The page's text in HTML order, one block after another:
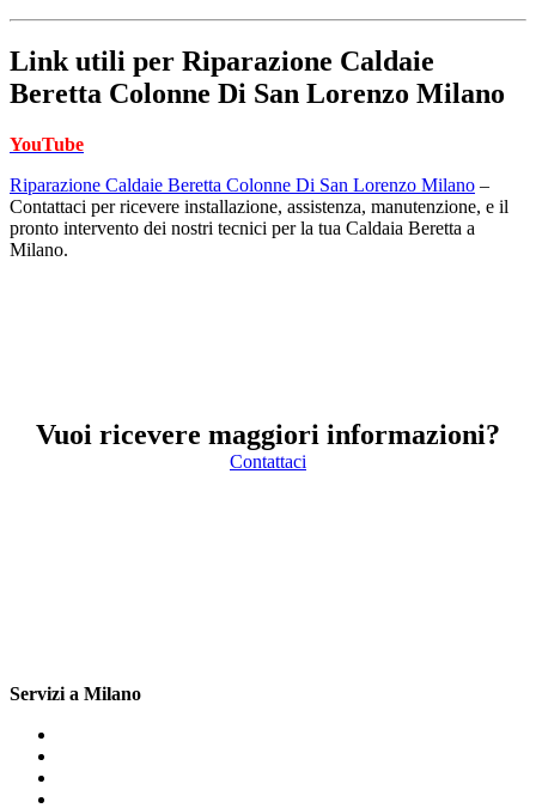
Link utili per Riparazione Caldaie
Beretta Colonne Di San Lorenzo Milano
YouTube
Riparazione Caldaie Beretta Colonne Di San Lorenzo Milano –
Contattaci per ricevere installazione, assistenza, manutenzione, e il
pronto intervento dei nostri tecnici per la tua Caldaia Beretta a
Milano.
Vuoi ricevere maggiori informazioni?
Contattaci
Servizi a Milano